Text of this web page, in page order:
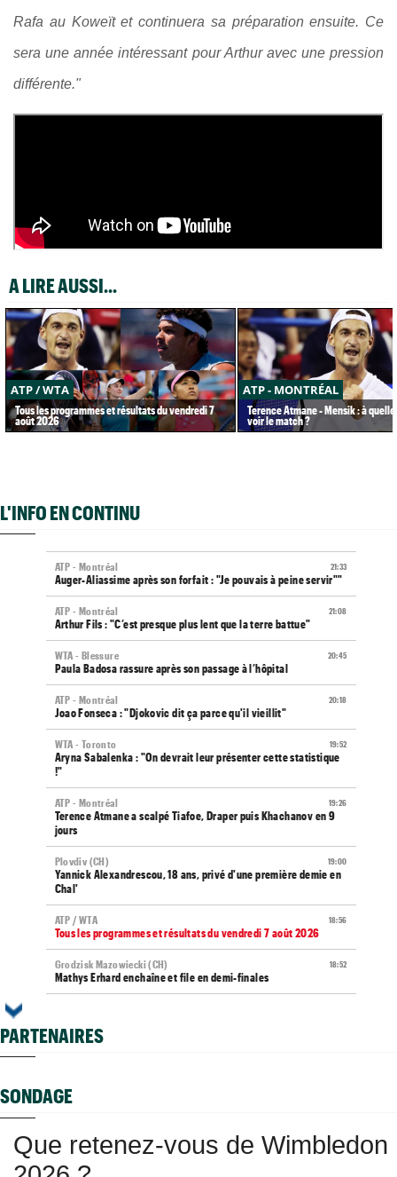
Rafa au Koweït et continuera sa préparation ensuite. Ce
sera une année intéressant pour Arthur avec une pression
différente."
A LIRE AUSSI...
ATP / WTA
Tous les programmes et résultats du vendredi 7
août 2026
ATP - MONTRÉAL
Terence Atmane - Mensik : à
voir le match ?
L'INFO EN CONTINU
21:33
ATP - Montréal
Auger-Aliassime après son forfait : "Je pouvais à peine servir""
21:08
ATP - Montréal
Arthur Fils : "C’est presque plus lent que la terre battue"
20:45
WTA - Blessure
Paula Badosa rassure après son passage à l’hôpital
20:18
ATP - Montréal
Joao Fonseca : "Djokovic dit ça parce qu'il vieillit"
19:52
WTA - Toronto
Aryna Sabalenka : "On devrait leur présenter cette statistique
!"
19:26
ATP - Montréal
Terence Atmane a scalpé Tiafoe, Draper puis Khachanov en 9
jours
19:00
Plovdiv (CH)
Yannick Alexandrescou, 18 ans, privé d'une première demie en
Chal'
18:56
ATP / WTA
Tous les programmes et résultats du vendredi 7 août 2026
18:52
Grodzisk Mazowiecki (CH)
Mathys Erhard enchaîne et file en demi-finales
Carnet Rose
18:23
ATP - Montréal
Alexander Zverev s'est raté : "Mon pire match de la saison"
PARTENAIRES
SONDAGE
Que retenez-vous de Wimbledon